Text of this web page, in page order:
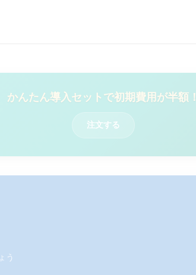
かんたん導入セットで初期費用が半額！
注文する
う